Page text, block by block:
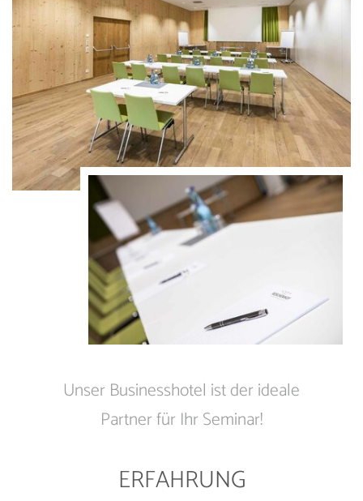
Unser Businesshotel ist der ideale
Partner für Ihr Seminar!
ERFAHRUNG